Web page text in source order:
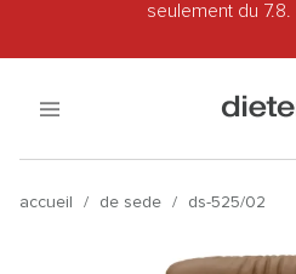
seulement du 7.8.
accueil / de sede / ds-525/02